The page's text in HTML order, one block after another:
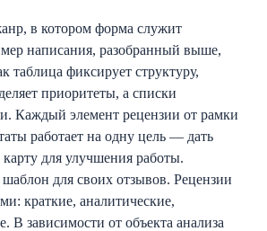
в котором форма служит
написания, разобранный выше,
таблица фиксирует структуру,
приоритеты, а списки
Каждый элемент рецензии от рамки
работает на одну цель — дать
для улучшения работы.
шаблон для своих отзывов. Рецензии
краткие, аналитические,
В зависимости от объекта анализа